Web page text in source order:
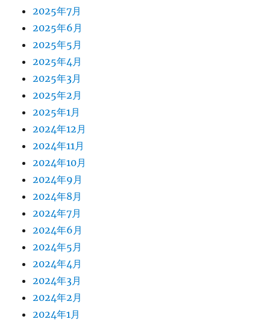
2025年7月
2025年6月
2025年5月
2025年4月
2025年3月
2025年2月
2025年1月
2024年12月
2024年11月
2024年10月
2024年9月
2024年8月
2024年7月
2024年6月
2024年5月
2024年4月
2024年3月
2024年2月
2024年1月